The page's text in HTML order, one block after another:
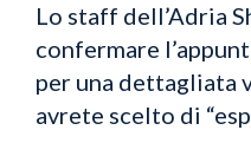
Lo staff dell’Adria
confermare
per una dettagliata
avrete scelto di